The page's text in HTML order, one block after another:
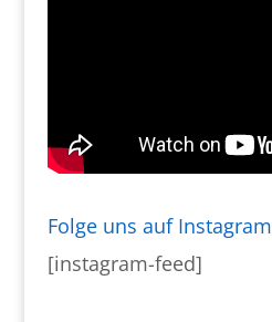
Folge uns auf Instagram
[instagram-feed]